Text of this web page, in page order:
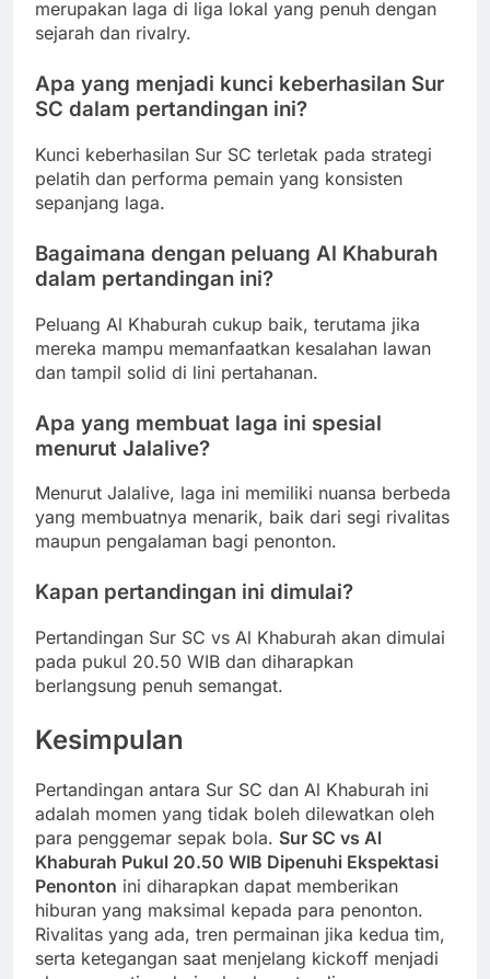
merupakan laga di liga lokal yang penuh dengan
sejarah dan rivalry.
Apa yang menjadi kunci keberhasilan Sur
SC dalam pertandingan ini?
Kunci keberhasilan Sur SC terletak pada strategi
pelatih dan performa pemain yang konsisten
sepanjang laga.
Bagaimana dengan peluang Al Khaburah
dalam pertandingan ini?
Peluang Al Khaburah cukup baik, terutama jika
mereka mampu memanfaatkan kesalahan lawan
dan tampil solid di lini pertahanan.
Apa yang membuat laga ini spesial
menurut Jalalive?
Menurut Jalalive, laga ini memiliki nuansa berbeda
yang membuatnya menarik, baik dari segi rivalitas
maupun pengalaman bagi penonton.
Kapan pertandingan ini dimulai?
Pertandingan Sur SC vs Al Khaburah akan dimulai
pada pukul 20.50 WIB dan diharapkan
berlangsung penuh semangat.
Kesimpulan
Pertandingan antara Sur SC dan Al Khaburah ini
adalah momen yang tidak boleh dilewatkan oleh
para penggemar sepak bola. Sur SC vs Al
Khaburah Pukul 20.50 WIB Dipenuhi Ekspektasi
Penonton ini diharapkan dapat memberikan
hiburan yang maksimal kepada para penonton.
Rivalitas yang ada, tren permainan jika kedua tim,
serta ketegangan saat menjelang kickoff menjadi